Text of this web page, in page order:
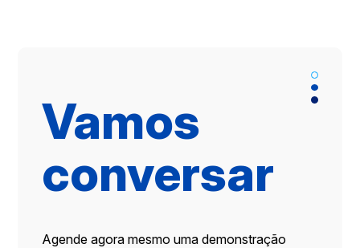
Vamos
conversar
Agende agora mesmo uma demonstração